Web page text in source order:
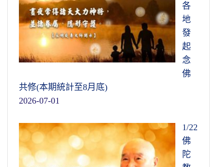
各
地
發
起
念
佛
共修(本期統計至8月底)
2026-07-01
1/22
佛
陀